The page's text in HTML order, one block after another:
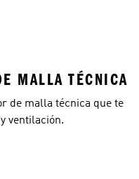
MALLA TÉCNICA
de malla técnica que te
ventilación.